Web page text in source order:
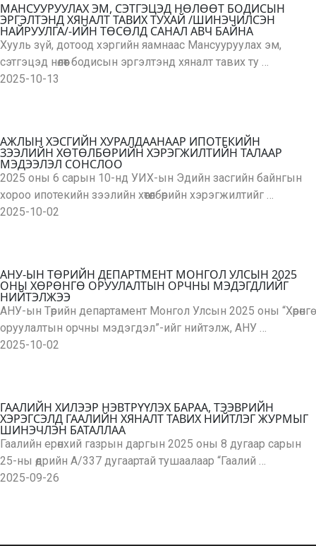
МАНСУУРУУЛАХ ЭМ, СЭТГЭЦЭД НӨЛӨӨТ БОДИСЫН
ЭРГЭЛТЭНД ХЯНАЛТ ТАВИХ ТУХАЙ /ШИНЭЧИЛСЭН
НАЙРУУЛГА/-ИЙН ТӨСӨЛД САНАЛ АВЧ БАЙНА
Хууль зүй, дотоод хэргийн яамнаас Мансууруулах эм,
сэтгэцэд нөлөөт бодисын эргэлтэнд хяналт тавих ту …
2025-10-13
АЖЛЫН ХЭСГИЙН ХУРАЛДААНААР ИПОТЕКИЙН
ЗЭЭЛИЙН ХӨТӨЛБӨРИЙН ХЭРЭГЖИЛТИЙН ТАЛААР
МЭДЭЭЛЭЛ СОНСЛОО
2025 оны 6 сарын 10-нд УИХ-ын Эдийн засгийн байнгын
хороо ипотекийн зээлийн хөтөлбөрийн хэрэгжилтийг …
2025-10-02
АНУ-ЫН ТӨРИЙН ДЕПАРТМЕНТ МОНГОЛ УЛСЫН 2025
ОНЫ ХӨРӨНГӨ ОРУУЛАЛТЫН ОРЧНЫ МЭДЭГДЛИЙГ
НИЙТЭЛЖЭЭ
АНУ-ын Төрийн департамент Монгол Улсын 2025 оны “Хөрөнгө
оруулалтын орчны мэдэгдэл”-ийг нийтэлж, АНУ …
2025-10-02
ГААЛИЙН ХИЛЭЭР НЭВТРҮҮЛЭХ БАРАА, ТЭЭВРИЙН
ХЭРЭГСЭЛД ГААЛИЙН ХЯНАЛТ ТАВИХ НИЙТЛЭГ ЖУРМЫГ
ШИНЭЧЛЭН БАТАЛЛАА
Гаалийн ерөнхий газрын даргын 2025 оны 8 дугаар сарын
25-ны өдрийн А/337 дугаартай тушаалаар “Гаалий …
2025-09-26